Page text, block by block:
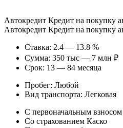
Автокредит Кредит на покупку
Автокредит Кредит на покупку
Ставка: 2.4 — 13.8 %
Сумма: 350 тыс — 7 млн ₽
Срок: 13 — 84 месяца
Пробег: Любой
Вид транспорта: Легковая
С первоначальным взносом
Со страхованием Каско